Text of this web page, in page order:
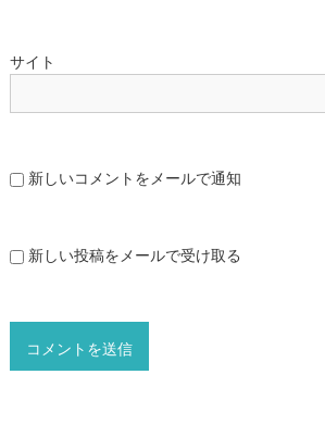
サイト
新しいコメントをメールで通知
新しい投稿をメールで受け取る